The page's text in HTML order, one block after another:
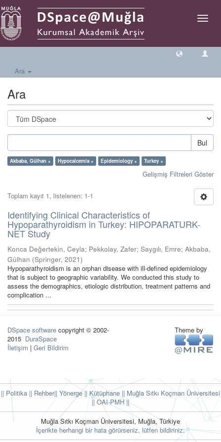
Geçiş
Ara
Ara
Bul
Akbaba, Gülhan × Hypocalcemia × Epidemiology × Turkey ×
Gelişmiş Filtreleri Göster
Toplam kayıt 1, listelenen: 1-1
Identifying Clinical Characteristics of
Hypoparathyroidism in Turkey: HIPOPARATURK-
NET Study
Konca Değertekin, Ceyla; Pekkolay, Zafer; Saygılı, Emre; Akbaba,
Gülhan (Springer, 2021)
Hypoparathyroidism is an orphan disease with ill-defined epidemiology
that is subject to geographic variability. We conducted this study to
assess the demographics, etiologic distribution, treatment patterns and
complication ...
DSpace software copyright © 2002-
2015 DuraSpace
İletişim | Geri Bildirim
Theme by
|| Politika || Rehber|| Yönerge|| Kütüphane || Muğla Sıtkı Koçman Üniversitesi
||OAI-PMH ||
Muğla Sıtkı Koçman Üniversitesi, Muğla, Türkiye
İçerikte herhangi bir hata görürseniz, lütfen bildiriniz: